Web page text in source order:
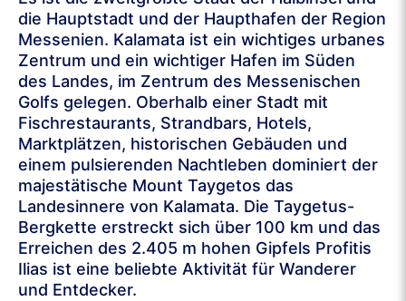
die Hauptstadt und der Haupthafen der Region
Messenien. Kalamata ist ein wichtiges urbanes
Zentrum und ein wichtiger Hafen im Süden
des Landes, im Zentrum des Messenischen
Golfs gelegen. Oberhalb einer Stadt mit
Fischrestaurants, Strandbars, Hotels,
Marktplätzen, historischen Gebäuden und
einem pulsierenden Nachtleben dominiert der
majestätische Mount Taygetos das
Landesinnere von Kalamata. Die Taygetus-
Bergkette erstreckt sich über 100 km und das
Erreichen des 2.405 m hohen Gipfels Profitis
Ilias ist eine beliebte Aktivität für Wanderer
und Entdecker.